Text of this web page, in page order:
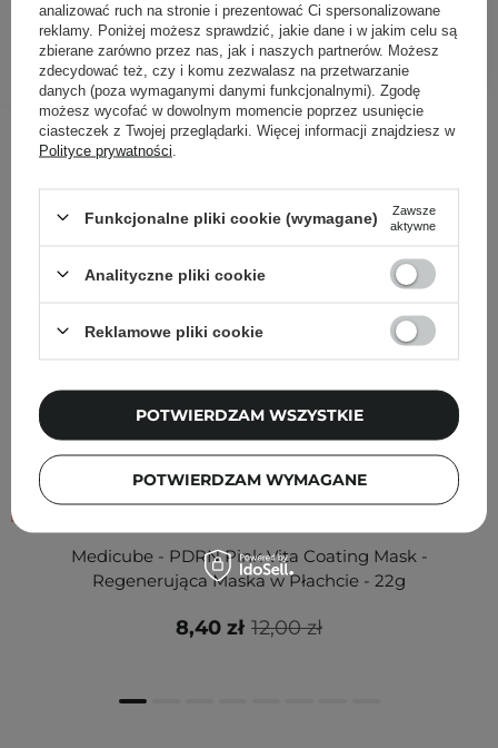
DODAJ DO KOSZYKA
Inni klienci sprawdzali również
PROMOCJA
Medicube - PDRN Pink Vita Coating Mask -
Regenerująca Maska w Płachcie - 22g
12,00 zł
8,40 zł
analizować ruch na stronie i prezentować Ci spersonalizowane
reklamy. Poniżej możesz sprawdzić, jakie dane i w jakim celu są
zbierane zarówno przez nas, jak i naszych partnerów. Możesz
zdecydować też, czy i komu zezwalasz na przetwarzanie
danych (poza wymaganymi danymi funkcjonalnymi). Zgodę
możesz wycofać w dowolnym momencie poprzez usunięcie
ciasteczek z Twojej przeglądarki. Więcej informacji znajdziesz w
Polityce prywatności
Funkcjonalne pliki cookie (wymagane)
Zawsze
aktywne
Analityczne pliki cookie
Reklamowe pliki cookie
POTWIERDZAM WYMAGANE
POTWIERDZAM WSZYSTKIE